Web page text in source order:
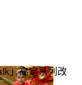
」高定系列改